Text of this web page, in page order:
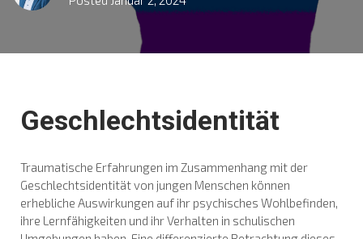
Geschlechtsidentität
Traumatische Erfahrungen im Zusammenhang mit der
Geschlechtsidentität von jungen Menschen können
erhebliche Auswirkungen auf ihr psychisches Wohlbefinden,
ihre Lernfähigkeiten und ihr Verhalten in schulischen